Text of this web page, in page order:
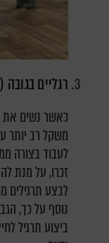
רגליים בגובה (Elevated)
כאשר נשים את
משקל רב יותר
לעבוד בצורה
זכרו, על מנת
לבצע תרגילים
נוסף על כך,
ביצוע תרגיל